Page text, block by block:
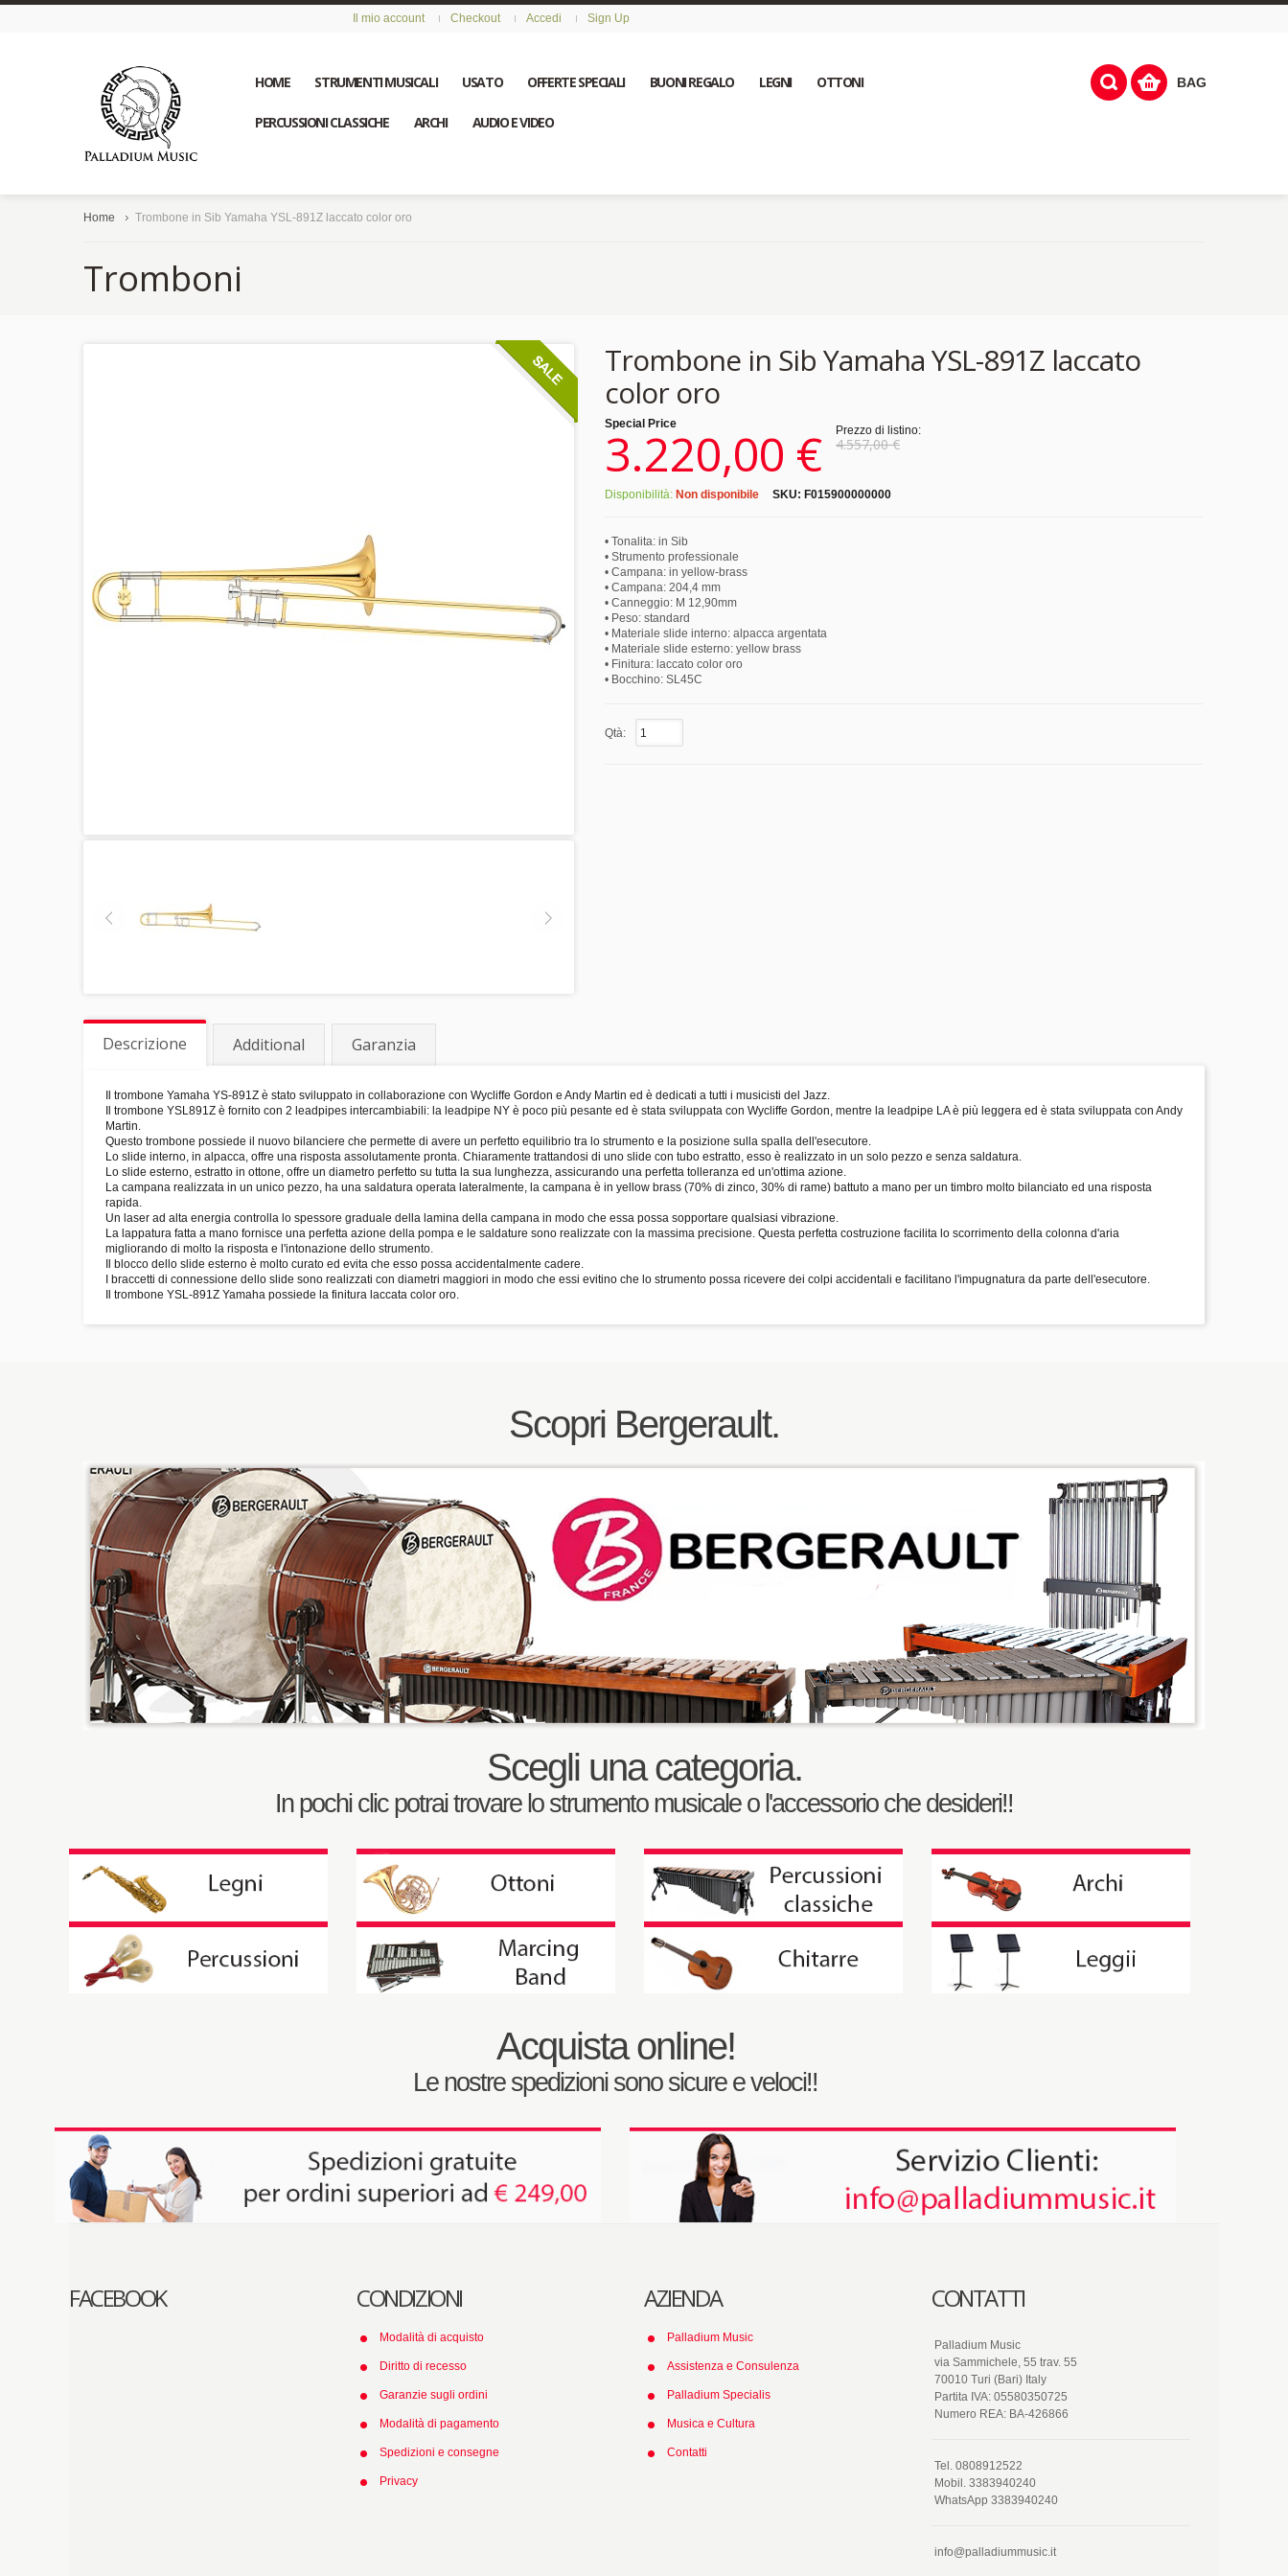
Il mio account Checkout Accedi Sign Up
HOME STRUMENTI MUSICALI USATO OFFERTE SPECIALI BUONI REGALO LEGNI OTTONI
PERCUSSIONI CLASSICHE ARCHI AUDIO E VIDEO
BAG
Home Trombone in Sib Yamaha YSL-891Z laccato color oro
Tromboni
Trombone in Sib Yamaha YSL-891Z laccato
color oro
Prezzo di listino:
4.557,00 €
Special Price
3.220,00 €
Disponibilità: Non disponibile SKU: F015900000000
• Tonalita: in Sib
• Strumento professionale
• Campana: in yellow-brass
• Campana: 204,4 mm
• Canneggio: M 12,90mm
• Peso: standard
• Materiale slide interno: alpacca argentata
• Materiale slide esterno: yellow brass
• Finitura: laccato color oro
• Bocchino: SL45C
Qtà:
Descrizione Additional Garanzia
Il trombone Yamaha YS-891Z è stato sviluppato in collaborazione con Wycliffe Gordon e Andy Martin ed è dedicati a tutti i musicisti del Jazz.
Il trombone YSL891Z è fornito con 2 leadpipes intercambiabili: la leadpipe NY è poco più pesante ed è stata sviluppata con Wycliffe Gordon, mentre la leadpipe LA è più leggera ed è stata sviluppata con Andy
Martin.
Questo trombone possiede il nuovo bilanciere che permette di avere un perfetto equilibrio tra lo strumento e la posizione sulla spalla dell'esecutore.
Lo slide interno, in alpacca, offre una risposta assolutamente pronta. Chiaramente trattandosi di uno slide con tubo estratto, esso è realizzato in un solo pezzo e senza saldatura.
Lo slide esterno, estratto in ottone, offre un diametro perfetto su tutta la sua lunghezza, assicurando una perfetta tolleranza ed un'ottima azione.
La campana realizzata in un unico pezzo, ha una saldatura operata lateralmente, la campana è in yellow brass (70% di zinco, 30% di rame) battuto a mano per un timbro molto bilanciato ed una risposta
rapida.
Un laser ad alta energia controlla lo spessore graduale della lamina della campana in modo che essa possa sopportare qualsiasi vibrazione.
La lappatura fatta a mano fornisce una perfetta azione della pompa e le saldature sono realizzate con la massima precisione. Questa perfetta costruzione facilita lo scorrimento della colonna d'aria
migliorando di molto la risposta e l'intonazione dello strumento.
Il blocco dello slide esterno è molto curato ed evita che esso possa accidentalmente cadere.
I braccetti di connessione dello slide sono realizzati con diametri maggiori in modo che essi evitino che lo strumento possa ricevere dei colpi accidentali e facilitano l'impugnatura da parte dell'esecutore.
Il trombone YSL-891Z Yamaha possiede la finitura laccata color oro.
Scopri Bergerault.
Scegli una categoria.
In pochi clic potrai trovare lo strumento musicale o l'accessorio che desideri!!
Acquista online!
Le nostre spedizioni sono sicure e veloci!!
FACEBOOK CONDIZIONI
Modalità di acquisto
Diritto di recesso
Garanzie sugli ordini
Modalità di pagamento
Spedizioni e consegne
Privacy
AZIENDA
Palladium Music
Assistenza e Consulenza
Palladium Specialis
Musica e Cultura
Contatti
CONTATTI
Palladium Music
via Sammichele, 55 trav. 55
70010 Turi (Bari) Italy
Partita IVA: 05580350725
Numero REA: BA-426866
Tel. 0808912522
Mobil. 3383940240
WhatsApp 3383940240
info@palladiummusic.it